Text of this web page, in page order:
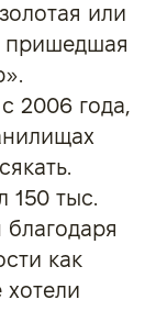
или
пришедшая
2006 года,
150 тыс.
как
хотели